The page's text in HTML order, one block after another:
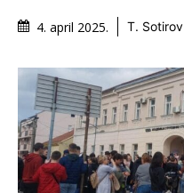
4. april 2025. T. Sotirov